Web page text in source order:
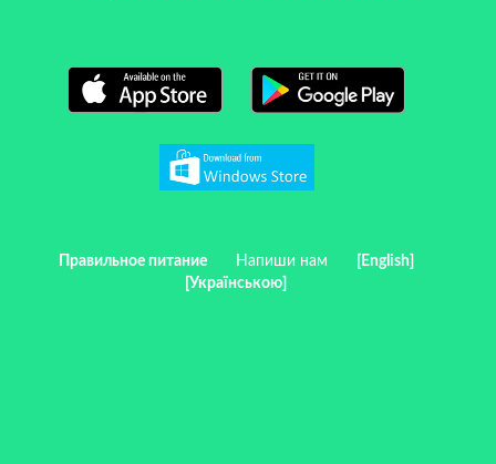
Правильное питание Напиши нам
[English]
[Українською]